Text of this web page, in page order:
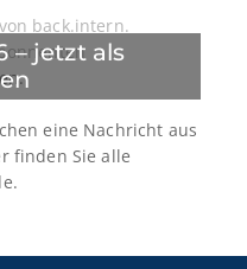
– jetzt als
back.intern.
eine Nachricht aus
finden Sie alle